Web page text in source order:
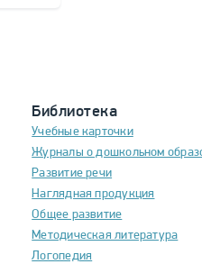
Библиотека
Учебные карточки
Журналы о дошкольном
Развитие речи
Наглядная продукция
Общее развитие
Методическая литература
Логопедия